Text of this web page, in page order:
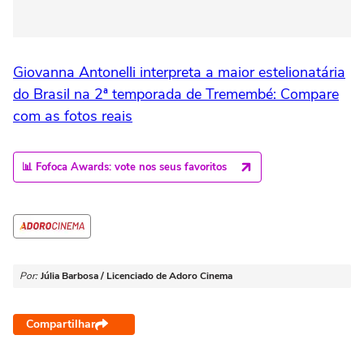
Giovanna Antonelli interpreta a maior estelionatária
do Brasil na 2ª temporada de Tremembé: Compare
com as fotos reais
📊 Fofoca Awards: vote nos seus favoritos
Por: Júlia Barbosa / Licenciado de Adoro Cinema
Compartilhar